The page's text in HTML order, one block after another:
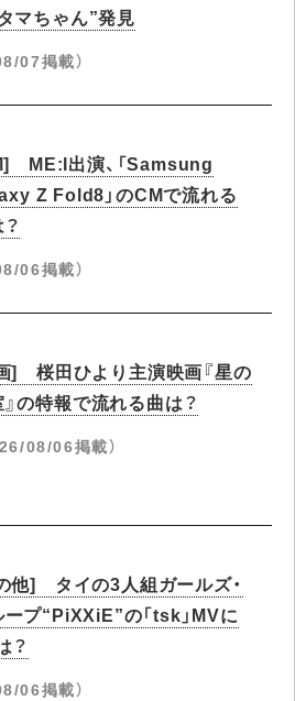
マちゃん”発見
07掲載）
ME:I出演、「Samsung
Z Fold8」のCMで流れる
06掲載）
] 桜田ひより主演映画『星の
の特報で流れる曲は？
08/06掲載）
他] タイの3人組ガールズ・
プ“PiXXiE”の「tsk」MVに
？
06掲載）